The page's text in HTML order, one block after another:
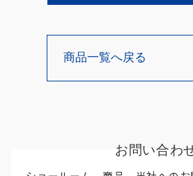
商品一覧へ戻る
お問い合わ